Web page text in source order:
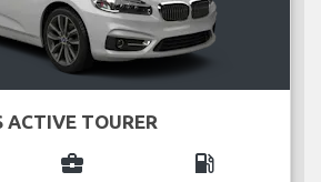
ACTIVE TOURER
business_center local_gas_station